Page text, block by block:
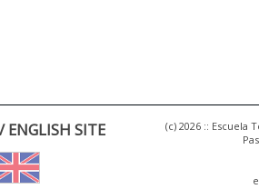
ENGLISH SITE
(c) 2026 ::